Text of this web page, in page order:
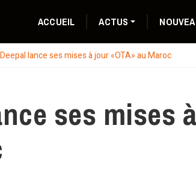
ACCUEIL ACTUS
Deepal lance ses mises à jour «OTA» au Maroc
ses mises